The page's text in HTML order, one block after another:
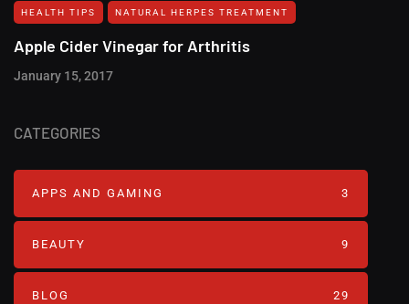
HEALTH TIPS NATURAL HERPES TREATMENT‎
Apple Cider Vinegar for Arthritis
January 15, 2017
CATEGORIES
APPS AND GAMING 3
BEAUTY 9
BLOG 29